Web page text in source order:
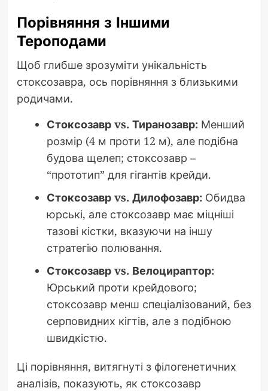
Порівняння з Іншими
Тероподами
Щоб глибше зрозуміти унікальність
стоксозавра, ось порівняння з близькими
родичами.
Стоксозавр vs. Тиранозавр:Менший
розмір (4 м проти 12 м), але подібна
будова щелеп; стоксозавр –
“прототип” для гігантів крейди.
Стоксозавр vs. Дилофозавр:Обидва
юрські, але стоксозавр має міцніші
тазові кістки, вказуючи на іншу
стратегію полювання.
Стоксозавр vs. Велоцираптор:
Юрський проти крейдового;
стоксозавр менш спеціалізований, без
серповидних кігтів, але з подібною
швидкістю.
Ці порівняння, витягнуті з філогенетичних
аналізів, показують, як стоксозавр